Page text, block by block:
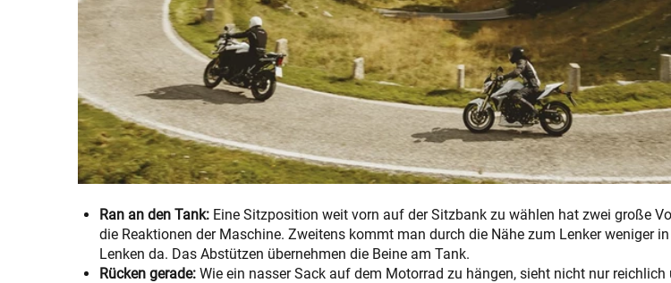
Ran an den Tank: Eine Sitzposition weit vorn auf der Sitzbank zu wählen hat zwei große
die Reaktionen der Maschine. Zweitens kommt man durch die Nähe zum Lenker weniger
Lenken da. Das Abstützen übernehmen die Beine am Tank.
Rücken gerade: Wie ein nasser Sack auf dem Motorrad zu hängen, sieht nicht nur